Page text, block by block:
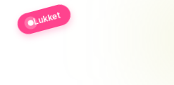
Lukket